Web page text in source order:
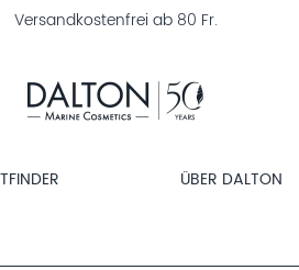
30 Tage Geld-zurück-Garantie
ÜBER DALTON